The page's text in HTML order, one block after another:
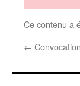
Ce contenu a
←